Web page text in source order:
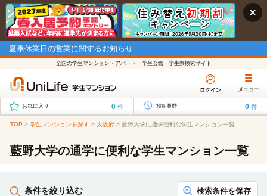
夏季休業日の営業に関するお知らせ
全国の学生マンション・アパート・学生会館・学生寮検索サイト
ログイン メニュー
お気に入り 0 件 閲覧履歴 0 件
TOP > 学生マンションを探す > 大阪府 > 藍野大学に通学便利な学生マンション一覧
藍野大学の通学に便利な学生マンション一覧
条件を絞り込む 検索条件を保存